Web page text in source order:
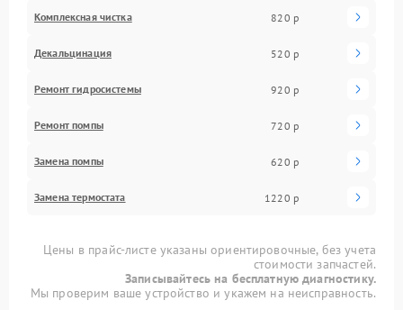
Комплексная чистка 820 р
Декальцинация 520 р
Ремонт гидросистемы 920 р
Ремонт помпы 720 р
Замена помпы 620 р
Замена термостата 1220 р
Цены в прайс-листе указаны ориентировочные, без учета
стоимости запчастей.
Записывайтесь на бесплатную диагностику.
Мы проверим ваше устройство и укажем на неисправность.